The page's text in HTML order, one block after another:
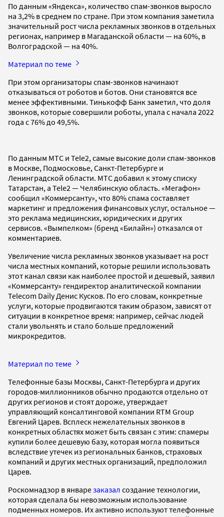
По данным «Яндекса», количество спам-звонков выросло
на 3,2% в среднем по стране. При этом компания заметила
значительный рост числа рекламных звонков в отдельных
регионах, например в Магаданской области — на 60%, в
Волгоградской — на 40%.
Материал по теме
При этом организаторы спам-звонков начинают
отказываться от роботов и ботов. Они становятся все
менее эффективными. Тинькофф Банк заметил, что доля
звонков, которые совершили роботы, упала с начала 2022
года с 76% до 49,5%.
По данным МТС и Tele2, самые высокие доли спам-звонков
в Москве, Подмосковье, Санкт-Петербурге и
Ленинградской области. МТС добавил к этому списку
Татарстан, а Tele2 — Челябинскую область. «Мегафон»
сообщил «Коммерсанту», что 80% спама составляет
маркетинг и предложения финансовых услуг, остальное —
это реклама медицинских, юридических и других
сервисов. «Вымпелком» (бренд «Билайн») отказался от
комментариев.
Увеличение числа рекламных звонков указывает на рост
числа местных компаний, которые решили использовать
этот канал связи как наиболее простой и дешевый, заявил
«Коммерсанту» гендиректор аналитической компании
Telecom Daily Денис Кусков. По его словам, конкретные
услуги, которые продвигаются таким образом, зависят от
ситуации в конкретное время: например, сейчас людей
стали увольнять и стало больше предложений
микрокредитов.
Материал по теме
Телефонные базы Москвы, Санкт-Петербурга и других
городов-миллионников обычно продаются отдельно от
других регионов и стоят дороже, утверждает
управляющий консалтинговой компании RTM Group
Евгений Царев. Всплеск нежелательных звонков в
конкретных областях может быть связан с этим: спамеры
купили более дешевую базу, которая могла появиться
вследствие утечек из региональных банков, страховых
компаний и других местных организаций, предположил
Царев.
Роскомнадзор в январезаказал создание технологии,
которая сделала бы невозможным использование
подменных номеров. Их активно используют телефонные